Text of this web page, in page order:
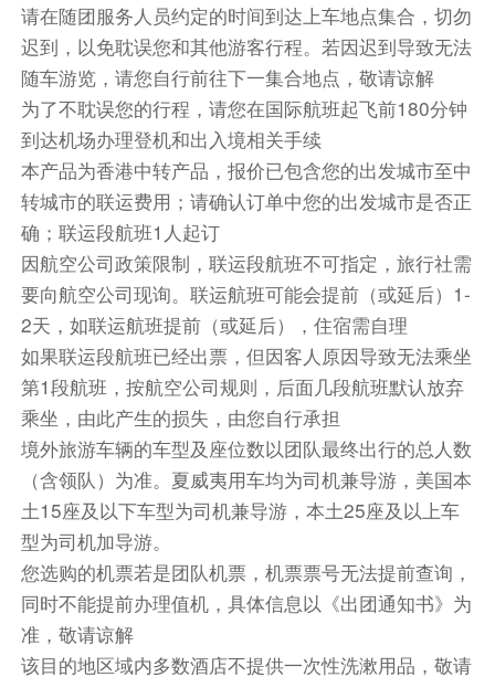
餐饮
早餐：自理
中餐：自理
晚餐：自理
住宿
STRAT酒店-娱乐场-塔楼 或 拉斯维加斯韦斯特盖特度
假村
第7天 拉斯维加斯/XX/蒙特利尔
外送早餐
早餐后，乘机飞往蒙特利尔，抵达后入住酒店休
息。蒙特利尔，加拿大第二大城市，坐落于圣劳伦
斯河与渥太华河交汇处。这座城市融合了北美现代
气息与欧洲古典韵味，以其独特的双语文化、丰富
的艺术场景和四季分明的自然美景闻名于世。
餐饮
早餐：自理
中餐：自理
晚餐：自理
住宿
蒙特利尔多尔瓦尔希尔顿欢朋套房酒店
第8天 蒙特利尔-魁北克（驱车时间约3小时）-蒙特利
尔
酒店早餐
请在随团服务人员约定的时间到达上车地点集合，切勿
迟到，以免耽误您和其他游客行程。若因迟到导致无法
随车游览，请您自行前往下一集合地点，敬请谅解
为了不耽误您的行程，请您在国际航班起飞前180分钟
到达机场办理登机和出入境相关手续
本产品为香港中转产品，报价已包含您的出发城市至中
转城市的联运费用；请确认订单中您的出发城市是否正
确；联运段航班1人起订
因航空公司政策限制，联运段航班不可指定，旅行社需
要向航空公司现询。联运航班可能会提前（或延后）1-
2天，如联运航班提前（或延后），住宿需自理
如果联运段航班已经出票，但因客人原因导致无法乘坐
第1段航班，按航空公司规则，后面几段航班默认放弃
乘坐，由此产生的损失，由您自行承担
境外旅游车辆的车型及座位数以团队最终出行的总人数
（含领队）为准。夏威夷用车均为司机兼导游，美国本
土15座及以下车型为司机兼导游，本土25座及以上车
型为司机加导游。
您选购的机票若是团队机票，机票票号无法提前查询，
同时不能提前办理值机，具体信息以《出团通知书》为
准，敬请谅解
该目的地区域内多数酒店不提供一次性洗漱用品，敬请